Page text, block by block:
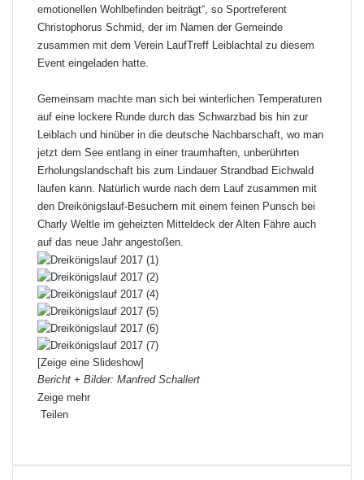
emotionellen Wohlbefinden beiträgt“, so Sportreferent
Christophorus Schmid, der im Namen der Gemeinde
zusammen mit dem Verein LaufTreff Leiblachtal zu diesem
Event eingeladen hatte.
Gemeinsam machte man sich bei winterlichen Temperaturen
auf eine lockere Runde durch das Schwarzbad bis hin zur
Leiblach und hinüber in die deutsche Nachbarschaft, wo man
jetzt dem See entlang in einer traumhaften, unberührten
Erholungslandschaft bis zum Lindauer Strandbad Eichwald
laufen kann. Natürlich wurde nach dem Lauf zusammen mit
den Dreikönigslauf-Besuchern mit einem feinen Punsch bei
Charly Weltle im geheizten Mitteldeck der Alten Fähre auch
auf das neue Jahr angestoßen.
[Zeige eine Slideshow]
Bericht + Bilder: Manfred Schallert
Zeige mehr
Teilen
cnnaiu